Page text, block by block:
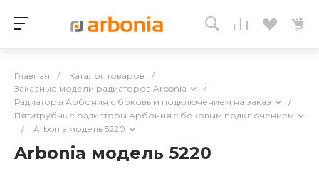
Главная / Каталог товаров
/
Заказные модели радиаторов Arbonia
/
Радиаторы Арбония с боковым подключением на заказ
/
Пятитрубные радиаторы Арбония c боковым подключением
/
Arbonia модель 5220
Arbonia модель 5220